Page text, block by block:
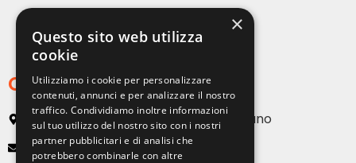
Contatti
Via Emilia, 13 20090 Buccinasco – Milano
info@solartendemilano.it
×
Questo sito web utilizza
cookie
Utilizziamo i cookie per personalizzare
contenuti, annunci e per analizzare il nostro
traffico. Condividiamo inoltre informazioni
sul tuo utilizzo del nostro sito con i nostri
partner pubblicitari e di analisi che
potrebbero combinarle con altre